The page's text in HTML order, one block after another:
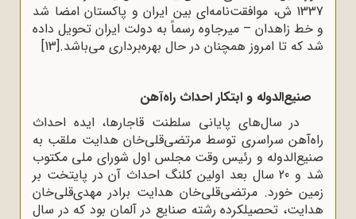
1337 ش، موافقت‌نامه‌ای بین ایران و پاکستان امضا شد
و خط زاهدان – میرجاوه رسماً به دولت ایران تحویل داده
شد که تا امروز همچنان در حال بهره‌برداری می‌باشد.[13]
صنیع‌الدوله و ابتکار احداث راه‌آهن
در سال‌های پایانی سلطنت قاجارها، ایده‌ احداث
راه‌آهن سراسری توسط مرتضی‌قلی‌خان هدایت ملقب به
صنیع‌الدوله و رئیس وقت مجلس اول شورای ملی مکتوب
شد و 20 سال بعد اولین کلنگ احداث آن در پایتخت بر
زمین خورد. مرتضی‌قلی‌خان هدایت برادر مهدی‌قلی‌خان
هدایت، تحصیلکرده رشته صنایع در آلمان بود که در سال